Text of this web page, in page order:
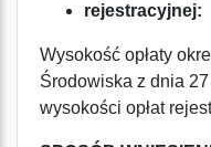
rejestracyjnej:
Wysokość opłaty
Środowiska z dnia
wysokości opłat